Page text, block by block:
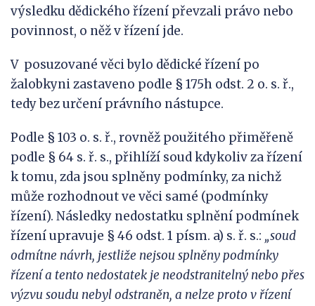
výsledku dědického řízení převzali právo nebo
povinnost, o něž v řízení jde.
V posuzované věci bylo dědické řízení po
žalobkyni zastaveno podle § 175h odst. 2 o. s. ř.,
tedy bez určení právního nástupce.
Podle § 103 o. s. ř., rovněž použitého přiměřeně
podle § 64 s. ř. s., přihlíží soud kdykoliv za řízení
k tomu, zda jsou splněny podmínky, za nichž
může rozhodnout ve věci samé (podmínky
řízení). Následky nedostatku splnění podmínek
řízení upravuje § 46 odst. 1 písm. a) s. ř. s.: „soud
odmítne návrh, jestliže nejsou splněny podmínky
řízení a tento nedostatek je neodstranitelný nebo přes
výzvu soudu nebyl odstraněn, a nelze proto v řízení